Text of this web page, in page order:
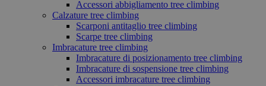
Accessori abbigliamento tree climbing
Calzature tree climbing
Scarponi antitaglio tree climbing
Scarpe tree climbing
Imbracature tree climbing
Imbracature di posizionamento tree climbing
Imbracature di sospensione tree climbing
Accessori imbracature tree climbing